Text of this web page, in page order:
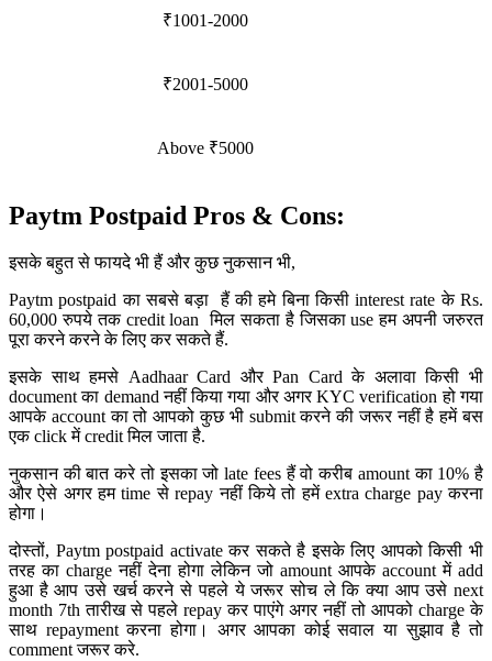
₹1001-2000
₹2001-5000
Above ₹5000
Paytm Postpaid Pros & Cons:
इसके बहुत से फायदे भी हैं और कुछ नुकसान भी,
Paytm postpaid का सबसे बड़ा हैं की हमे बिना किसी interest rate के Rs.
60,000 रुपये तक credit loan मिल सकता है जिसका use हम अपनी जरुरत
पूरा करने करने के लिए कर सकते हैं.
इसके साथ हमसे Aadhaar Card और Pan Card के अलावा किसी भी
document का demand नहीं किया गया और अगर KYC verification हो गया
आपके account का तो आपको कुछ भी submit करने की जरूर नहीं है हमें बस
एक click में credit मिल जाता है.
नुकसान की बात करे तो इसका जो late fees हैं वो करीब amount का 10% है
और ऐसे अगर हम time से repay नहीं किये तो हमें extra charge pay करना
होगा।
दोस्तों, Paytm postpaid activate कर सकते है इसके लिए आपको किसी भी
तरह का charge नहीं देना होगा लेकिन जो amount आपके account में add
हुआ है आप उसे खर्च करने से पहले ये जरूर सोच ले कि क्या आप उसे next
month 7th तारीख से पहले repay कर पाएंगे अगर नहीं तो आपको charge के
साथ repayment करना होगा। अगर आपका कोई सवाल या सुझाव है तो
comment जरूर करे.